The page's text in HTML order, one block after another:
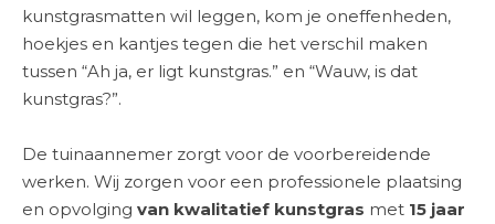
kunstgrasmatten wil leggen, kom je oneffenheden,
hoekjes en kantjes tegen die het verschil maken
tussen “Ah ja, er ligt kunstgras.” en “Wauw, is dat
kunstgras?”.
De tuinaannemer zorgt voor de voorbereidende
werken. Wij zorgen voor een professionele plaatsing
en opvolging van kwalitatief kunstgras met 15 jaar